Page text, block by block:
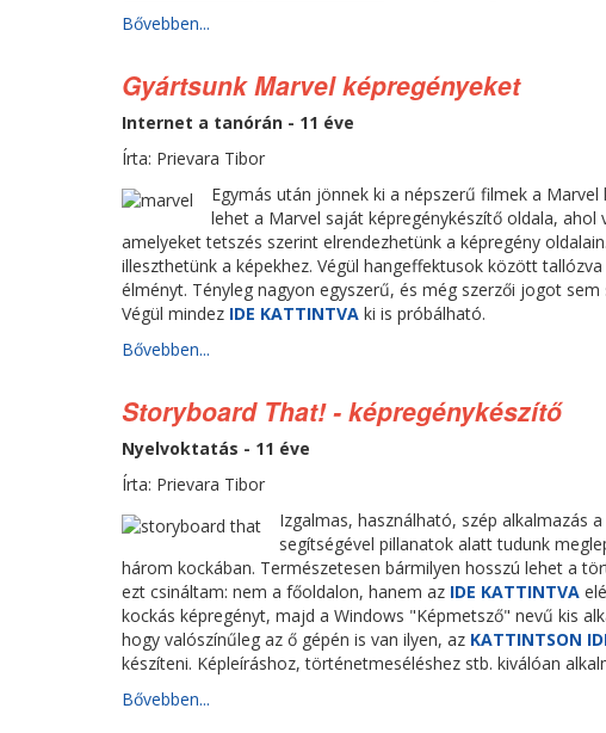
Bővebben...
Gyártsunk Marvel képregényeket
Internet a tanórán - 11 éve
Írta: Prievara Tibor
Egymás után jönnek ki a népszerű filmek a
lehet a Marvel saját képregénykészítő oldala,
amelyeket tetszés szerint elrendezhetünk a képregény
illeszthetünk a képekhez. Végül hangeffektusok között
élményt. Tényleg nagyon egyszerű, és még szerzői jogot
Végül mindez IDE KATTINTVA ki is próbálható.
Bővebben...
Storyboard That! - képregénykészítő
Nyelvoktatás - 11 éve
Írta: Prievara Tibor
Izgalmas, használható, szép alkalmazás a
segítségével pillanatok alatt tudunk
három kockában. Természetesen bármilyen hosszú lehet a
ezt csináltam: nem a főoldalon, hanem az IDE KATTINTVA
kockás képregényt, majd a Windows "Képmetsző" nevű kis
hogy valószínűleg az ő gépén is van ilyen, az KATTINTSON
készíteni. Képleíráshoz, történetmeséléshez stb. kiválóan
Bővebben...